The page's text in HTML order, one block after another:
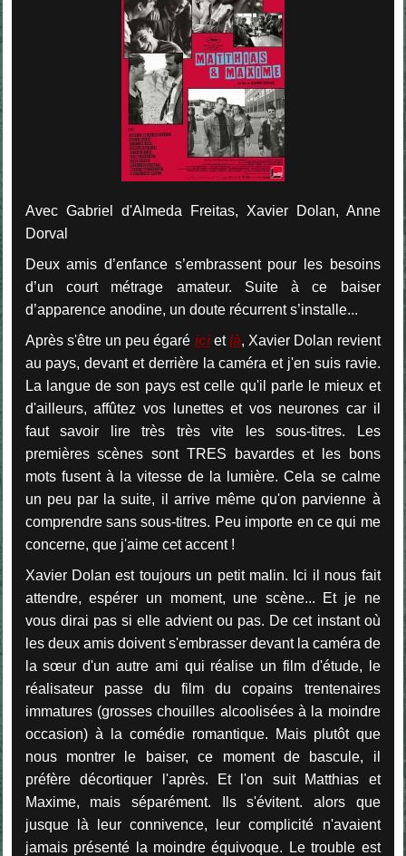
Avec Gabriel d'Almeda Freitas, Xavier Dolan, Anne
Dorval
Deux amis d’enfance s’embrassent pour les besoins
d’un court métrage amateur. Suite à ce baiser
d’apparence anodine, un doute récurrent s’installe...
Après s'être un peu égaré icietlà, Xavier Dolan revient
au pays, devant et derrière la caméra et j'en suis ravie.
La langue de son pays est celle qu'il parle le mieux et
d'ailleurs, affûtez vos lunettes et vos neurones car il
faut savoir lire très très vite les sous-titres. Les
premières scènes sont TRES bavardes et les bons
mots fusent à la vitesse de la lumière. Cela se calme
un peu par la suite, il arrive même qu'on parvienne à
comprendre sans sous-titres. Peu importe en ce qui me
concerne, que j'aime cet accent !
Xavier Dolan est toujours un petit malin. Ici il nous fait
attendre, espérer un moment, une scène... Et je ne
vous dirai pas si elle advient ou pas. De cet instant où
les deux amis doivent s'embrasser devant la caméra de
la sœur d'un autre ami qui réalise un film d'étude, le
réalisateur passe du film du copains trentenaires
immatures (grosses chouilles alcoolisées à la moindre
occasion) à la comédie romantique. Mais plutôt que
nous montrer le baiser, ce moment de bascule, il
préfère décortiquer l'après. Et l'on suit Matthias et
Maxime, mais séparément. Ils s'évitent. alors que
jusque là leur connivence, leur complicité n'avaient
jamais présenté la moindre équivoque. Le trouble est